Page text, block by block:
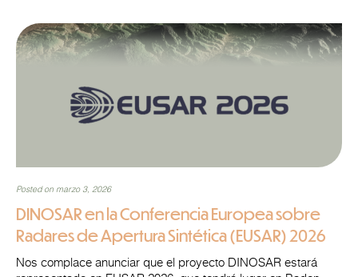
Posted on marzo 3, 2026
DINOSAR en la Conferencia Europea sobre
Radares de Apertura Sintética (EUSAR) 2026
Nos complace anunciar que el proyecto DINOSAR estará